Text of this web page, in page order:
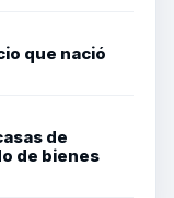
que nació
de
de bienes